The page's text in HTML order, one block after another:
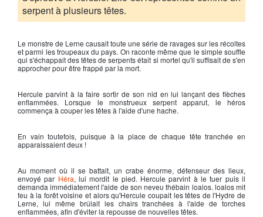
serpent à plusieurs têtes.
Le monstre de Lerne causait toute une série de ravages sur les récoltes
et parmi les troupeaux du pays. On raconte même que le simple souffle
qui s'échappait des têtes de serpents était si mortel qu'il suffisait de s'en
approcher pour être frappé par la mort.
Hercule parvint à la faire sortir de son nid en lui lançant des flèches
enflammées. Lorsque le monstrueux serpent apparut, le héros
commença à couper les têtes à l'aide d'une hache.
En vain toutefois, puisque à la place de chaque tête tranchée en
apparaissaient deux !
Au moment où il se battait, un crabe énorme, défenseur des lieux,
envoyé par Héra, lui mordit le pied. Hercule parvint à le tuer puis il
demanda immédiatement l'aide de son neveu thébain loalos. loalos mit
feu à la forêt voisine et alors qu'Hercule coupait les têtes de l'Hydre de
Lerne, lui même brûlait les chairs tranchées à l'aide de torches
enflammées, afin d'éviter la repousse de nouvelles têtes.